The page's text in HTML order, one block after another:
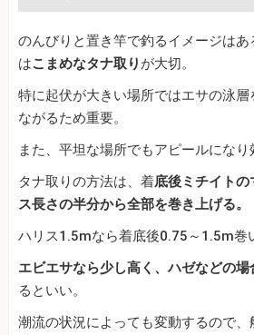
のんびりと置き竿で釣るイメージは
はこまめなタナ取り が大切。
特に起伏が大きい場所ではエサの泳
ながるため重要。
また、平坦な場所でもアピールになり
タナ取りの方法は、着底後ミチイトの
ス長さの半分から全部を巻き上げる。
ハリス1.5mなら着底後0.75～1.5m巻
エビエサなら少し高く、ハゼなどの場
るといい。
潮流の状況によっても変動するので